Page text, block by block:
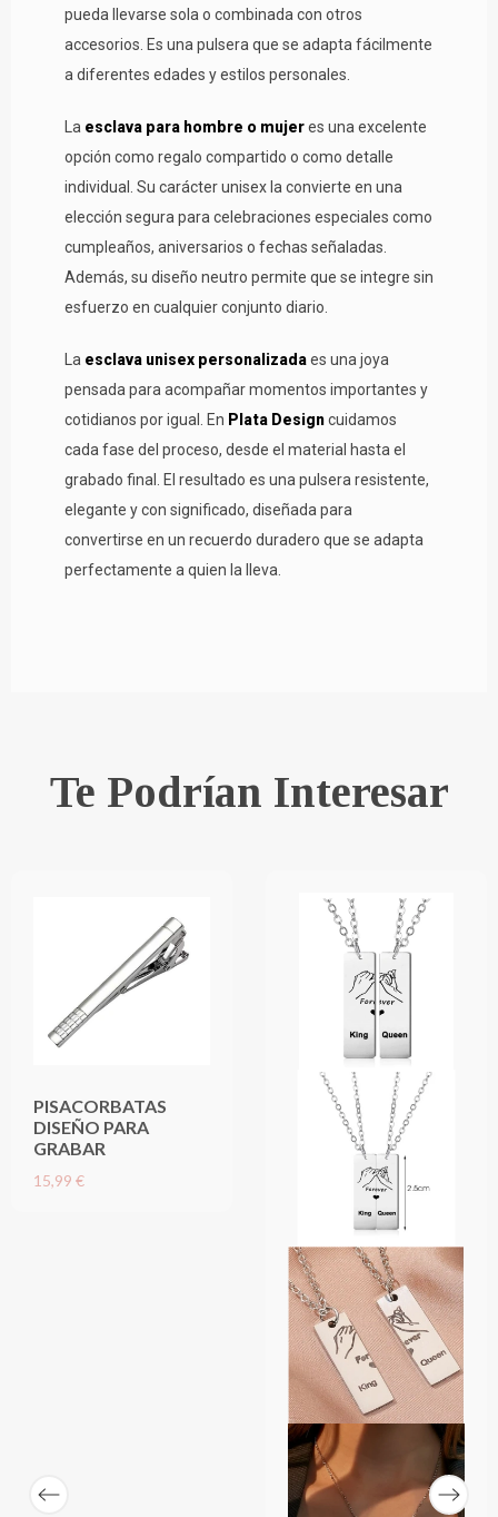
pueda llevarse sola o combinada con otros
accesorios. Es una pulsera que se adapta fácilmente
a diferentes edades y estilos personales.
La esclava para hombre o mujeres una excelente
opción como regalo compartido o como detalle
individual. Su carácter unisex la convierte en una
elección segura para celebraciones especiales como
cumpleaños, aniversarios o fechas señaladas.
Además, su diseño neutro permite que se integre sin
esfuerzo en cualquier conjunto diario.
La esclava unisex personalizadaes una joya
pensada para acompañar momentos importantes y
cotidianos por igual. En Plata Designcuidamos
cada fase del proceso, desde el material hasta el
grabado final. El resultado es una pulsera resistente,
elegante y con significado, diseñada para
convertirse en un recuerdo duradero que se adapta
perfectamente a quien la lleva.
Te Podrían Interesar
PISACORBATAS
DISEÑO PARA
GRABAR
15,99 €